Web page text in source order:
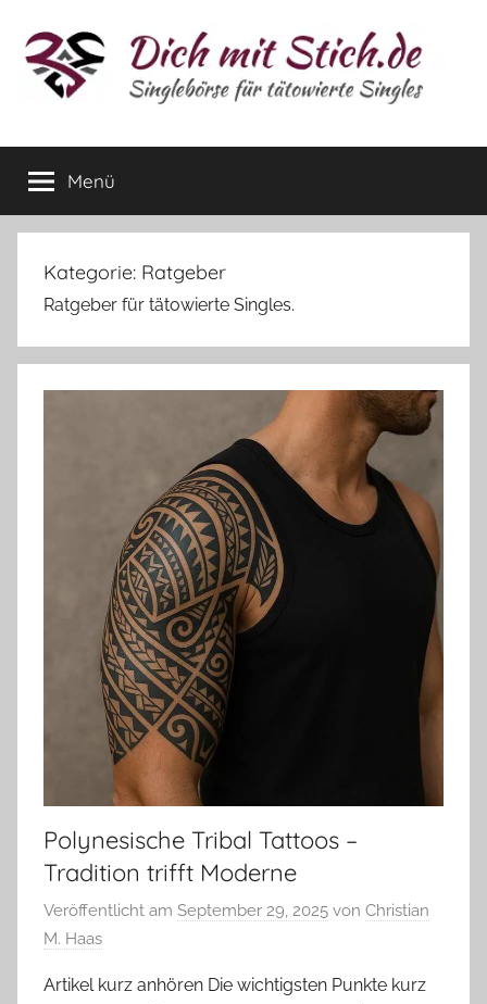
Inhalt
springen
Tattoo-
Magazin
SinglesMenü
Kategorie: Ratgeber
Ratgeber für tätowierte Singles.
Polynesische Tribal Tattoos –
Tradition trifft Moderne
Veröffentlicht am September 29, 2025 von Christian
M. Haas
Artikel kurz anhören Die wichtigsten Punkte kurz